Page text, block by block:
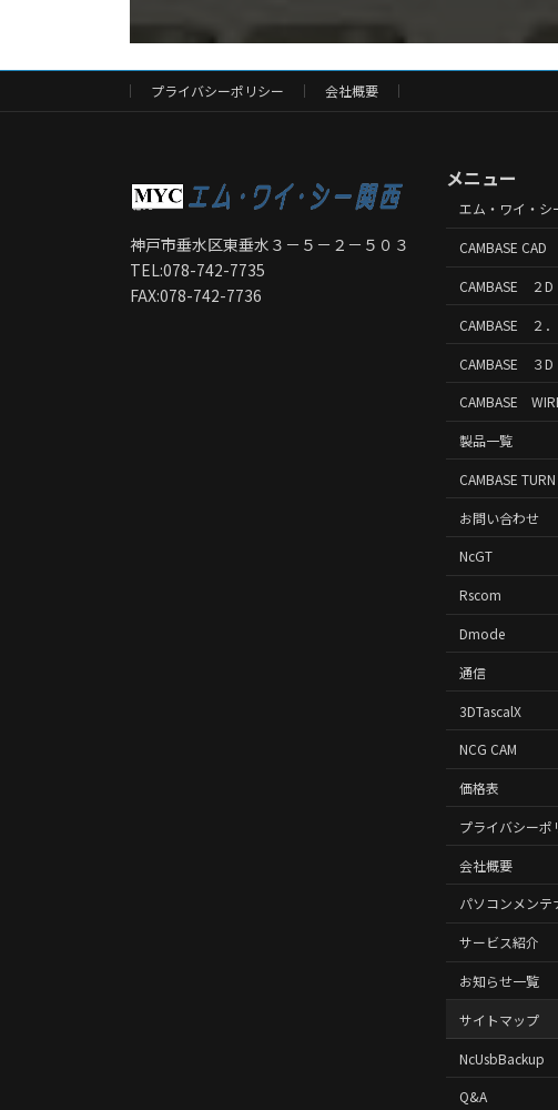
プライバシーポリシー 会社概要
神戸市垂水区東垂水３－５－２－５０３
TEL:078-742-7735
FAX:078-742-7736
メニュー
エム・ワイ・シ
CAMBASE CAD
CAMBASE ２D
CAMBASE ２
CAMBASE ３D
CAMBASE
製品一覧
CAMBASE TURN
お問い合わせ
NcGT
Rscom
Dmode
通信
3DTascalX
NCG CAM
価格表
プライバシーポ
会社概要
パソコンメンテ
サービス紹介
お知らせ一覧
サイトマップ
NcUsbBackup
Q&A